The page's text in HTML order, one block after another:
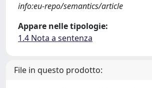
info:eu-repo/semantics/article
Appare nelle tipologie:
1.4 Nota a sentenza
File in questo prodotto: